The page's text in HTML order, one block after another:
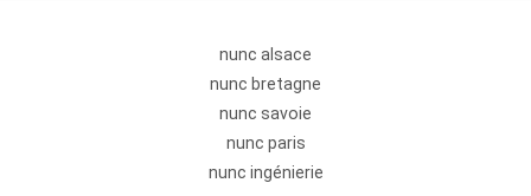
nunc alsace
nunc bretagne
nunc savoie
nunc paris
nunc ingénierie